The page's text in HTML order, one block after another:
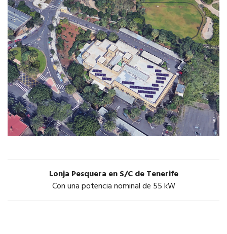
Lonja Pesquera en S/C de Tenerife
Con una potencia nominal de 55 kW